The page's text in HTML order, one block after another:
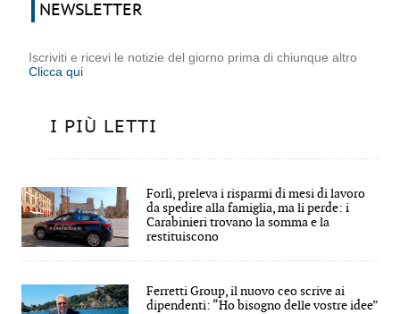
NEWSLETTER
Iscriviti e ricevi le notizie del giorno prima di chiunque altro
Clicca qui
I PIÙ LETTI
Forlì, preleva i risparmi di mesi di lavoro
da spedire alla famiglia, ma li perde: i
Carabinieri trovano la somma e la
restituiscono
Ferretti Group, il nuovo ceo scrive ai
dipendenti: “Ho bisogno delle vostre idee”